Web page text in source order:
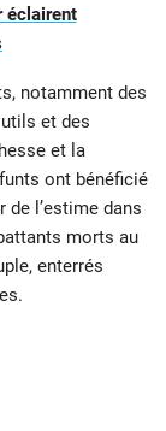
éclairent
notamment des
et des
et la
ont bénéficié
de l’estime dans
morts au
enterrés